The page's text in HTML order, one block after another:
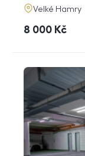
adresa
Velké Hamry
cena
8 000 Kč